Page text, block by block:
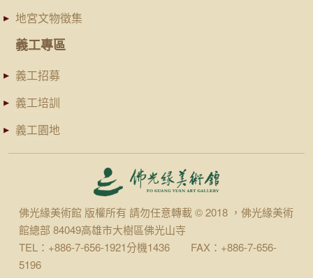
地宮文物徵集
義工專區
義工招募
義工培訓
義工園地
佛光緣美術館 版權所有 請勿任意轉載 © 2018 ，佛光緣美術
館總部 84049高雄市大樹區佛光山寺
TEL：+886-7-656-1921分機1436 FAX：+886-7-656-
5196